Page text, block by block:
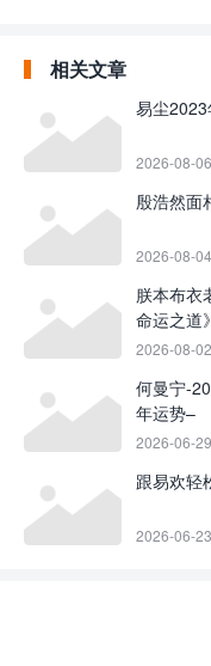
相关文章
易尘
2026-08-06
殷浩然面
2026-08-04
朕本布衣
命运之道
2026-08-02
何曼宁-
年运势–
2026-06-29
跟易欢轻
2026-06-23